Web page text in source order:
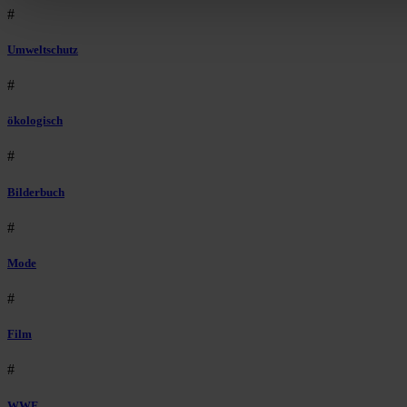
#
Umweltschutz
#
ökologisch
#
Bilderbuch
#
Mode
#
Film
#